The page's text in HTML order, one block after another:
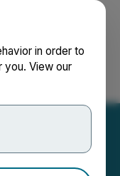
in order to
View our